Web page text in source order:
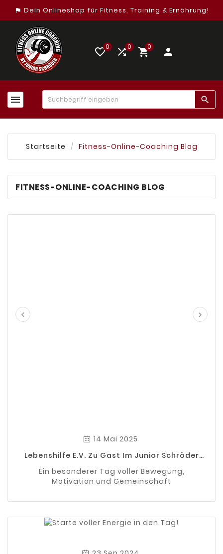
assistant_photo Dein Onlineshop für Fitness, Training & Ernährung!
favorite_border0 0 0 person
 
Startseite Fitness-Online-Coaching Blog
FITNESS-ONLINE-COACHING BLOG
 
14 Mai 2025
Lebenshilfe E.V. Zu Gast Im Junior Schröder
Gym
Ein besonderer Tag voller Bewegung,
Motivation und Gemeinschaft